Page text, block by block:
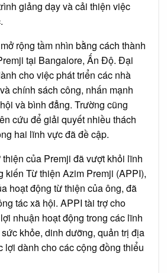
giảng dạy và cải thiện việc
rộng tầm nhìn bằng cách thành
tại Bangalore, Ấn Độ. Đại
cho việc phát triển các nhà
chính sách công, nhấn mạnh
và bình đẳng. Trường cũng
cứu để giải quyết nhiều thách
hai lĩnh vực đã đề cập.
của Premji đã vượt khỏi lĩnh
kiến Từ thiện Azim Premji (APPI),
hoạt động từ thiện của ông, đã
tác xã hội. APPI tài trợ cho
nhuận hoạt động trong các lĩnh
khỏe, dinh dưỡng, quản trị địa
lợi dành cho các cộng đồng thiểu